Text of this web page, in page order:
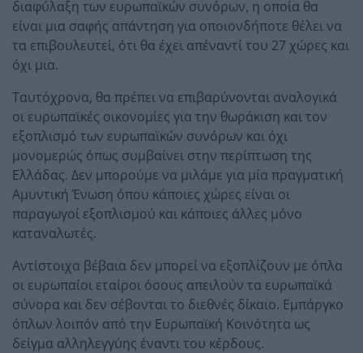
διαφύλαξη των ευρωπαϊκών συνόρων, η οποία θα
είναι μια σαφής απάντηση για οποιονδήποτε θέλει να
τα επιβουλευτεί, ότι θα έχει απέναντί του 27 χώρες και
όχι μια.
Ταυτόχρονα, θα πρέπει να επιβαρύνονται αναλογικά
οι ευρωπαϊκές οικονομίες για την θωράκιση και τον
εξοπλισμό των ευρωπαϊκών συνόρων και όχι
μονομερώς όπως συμβαίνει στην περίπτωση της
Ελλάδας. Δεν μπορούμε να μιλάμε για μία πραγματική
Αμυντική Ένωση όπου κάποιες χώρες είναι οι
παραγωγοί εξοπλισμού και κάποιες άλλες μόνο
καταναλωτές.
Αντίστοιχα βέβαια δεν μπορεί να εξοπλίζουν με όπλα
οι ευρωπαίοι εταίροι όσους απειλούν τα ευρωπαϊκά
σύνορα και δεν σέβονται το διεθνές δίκαιο. Εμπάργκο
όπλων λοιπόν από την Ευρωπαϊκή Κοινότητα ως
δείγμα αλληλεγγύης έναντι του κέρδους.